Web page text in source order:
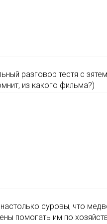
разговор тестя с
из какого фильма?)
суровы, что
помогать им по